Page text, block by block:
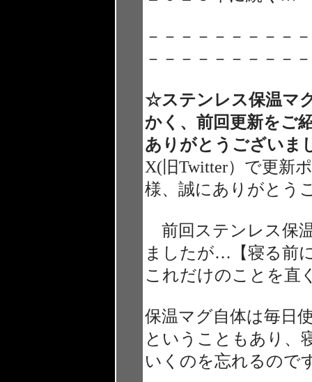
－－－－－－－－－
－－－－－－－－－
☆ステンレス保温マ
かく、前回更新をご
ありがとうございま
X(旧Twitter）で更新
様、誠にありがとう
前回ステンレス保
ましたが…【寝る前
これだけのことを直
保温マグ自体は毎日
ということもあり、
いくのを忘れるので